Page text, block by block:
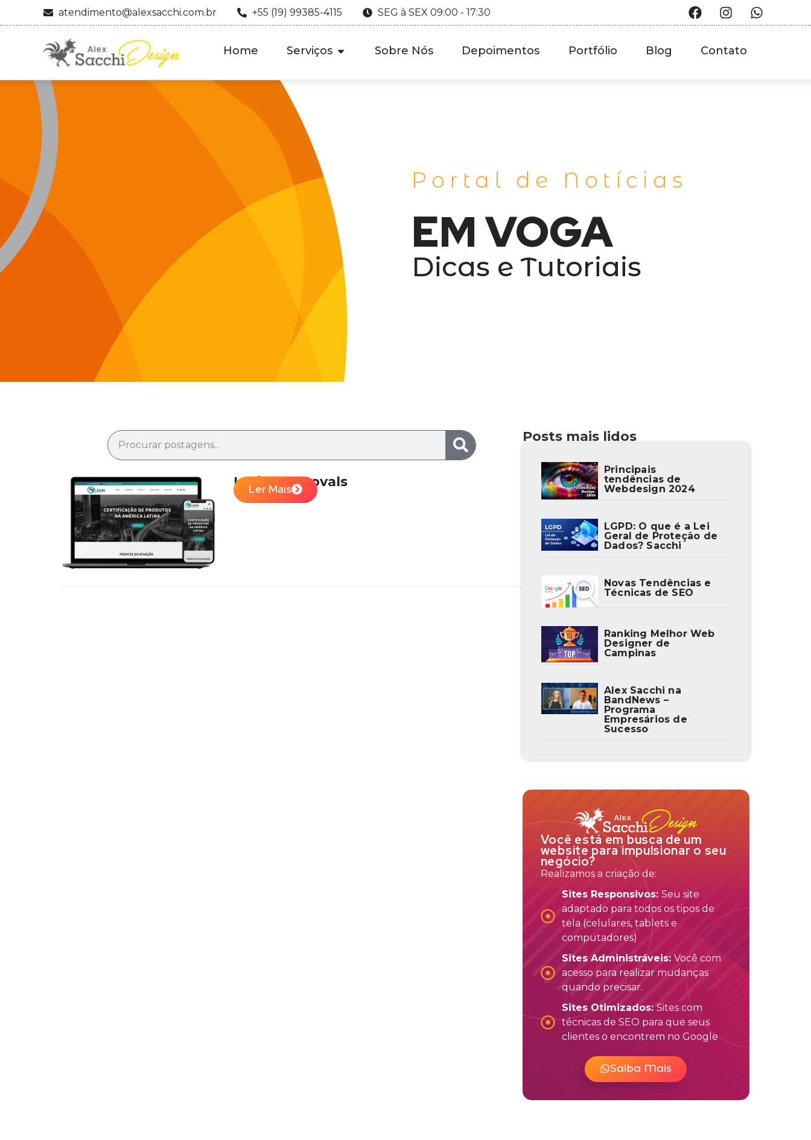
atendimento@alexsacchi.com.br +55 (19) 99385-4115 SEG à SEX 09:00 - 17:30
Home Serviços Sobre Nós Depoimentos Portfólio Blog Contato
Portal de Notícias
EM VOGA
Dicas e Tutoriais
Latin Approvals
Ler Mais
Posts mais lidos
Principais
tendências de
Webdesign 2024
LGPD: O que é a Lei
Geral de Proteção de
Dados? Sacchi
Novas Tendências e
Técnicas de SEO
Ranking Melhor Web
Designer de
Campinas
Alex Sacchi na
BandNews –
Programa
Empresários de
Sucesso
Você está em busca de um
website para impulsionar o seu
negócio?
Realizamos a criação de:
Sites Responsivos: Seu site
adaptado para todos os tipos de
tela (celulares, tablets e
computadores)
Sites Administráveis: Você com
acesso para realizar mudanças
quando precisar.
Sites Otimizados: Sites com
técnicas de SEO para que seus
clientes o encontrem no Google
Saiba Mais